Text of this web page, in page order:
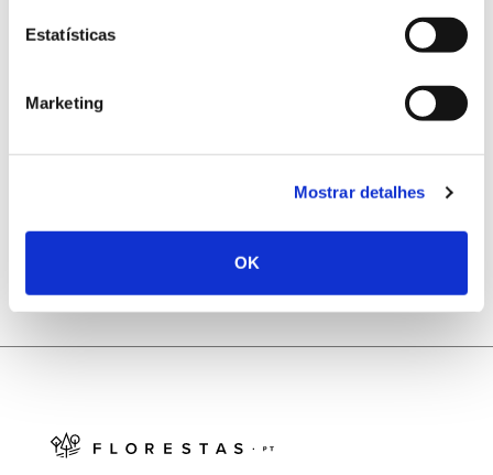
Estatísticas
Marketing
Mostrar detalhes
OK
25.06.2026